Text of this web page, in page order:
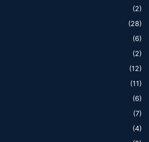
(2)
(28)
(6)
(2)
(12)
(11)
(6)
(7)
(4)